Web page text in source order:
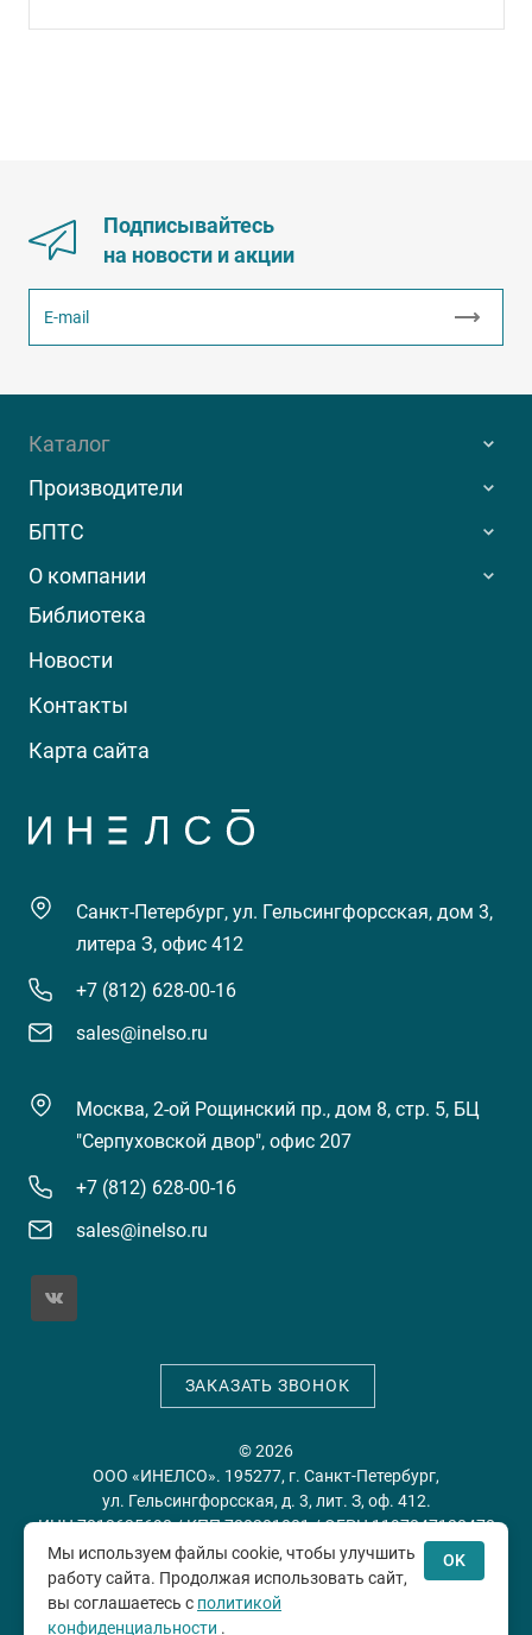
Подписывайтесь
на новости и акции
Каталог
Производители
БПТС
О компании
Библиотека
Новости
Контакты
Карта сайта
Санкт-Петербург, ул. Гельсингфорсская, дом 3,
литера З, офис 412
+7 (812) 628-00-16
sales@inelso.ru
Москва, 2-ой Рощинский пр., дом 8, стр. 5, БЦ
"Серпуховской двор", офис 207
+7 (812) 628-00-16
sales@inelso.ru
ЗАКАЗАТЬ ЗВОНОК
© 2026
ООО «ИНЕЛСО». 195277, г. Санкт-Петербург,
ул. Гельсингфорсская, д. 3, лит. З, оф. 412.
ИНН 7813635698 / КПП 780201001 / ОГРН 1197847128478
Политика конфиденциальности
соглашение
Мы используем файлы cookie, чтобы улучшить
работу сайта. Продолжая использовать сайт,
вы соглашаетесь с политикой
конфиденциальности .
OK